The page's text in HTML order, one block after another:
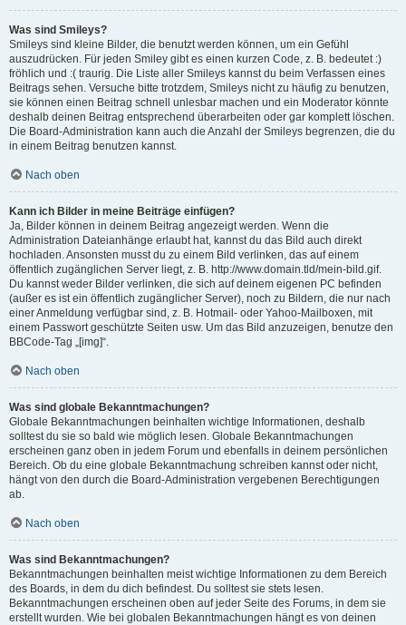
Was sind Smileys?
Smileys sind kleine Bilder, die benutzt werden können, um ein Gefühl
auszudrücken. Für jeden Smiley gibt es einen kurzen Code, z. B. bedeutet :)
fröhlich und :( traurig. Die Liste aller Smileys kannst du beim Verfassen eines
Beitrags sehen. Versuche bitte trotzdem, Smileys nicht zu häufig zu benutzen,
sie können einen Beitrag schnell unlesbar machen und ein Moderator könnte
deshalb deinen Beitrag entsprechend überarbeiten oder gar komplett löschen.
Die Board-Administration kann auch die Anzahl der Smileys begrenzen, die du
in einem Beitrag benutzen kannst.
Nach oben
Kann ich Bilder in meine Beiträge einfügen?
Ja, Bilder können in deinem Beitrag angezeigt werden. Wenn die
Administration Dateianhänge erlaubt hat, kannst du das Bild auch direkt
hochladen. Ansonsten musst du zu einem Bild verlinken, das auf einem
öffentlich zugänglichen Server liegt, z. B. http://www.domain.tld/mein-bild.gif.
Du kannst weder Bilder verlinken, die sich auf deinem eigenen PC befinden
(außer es ist ein öffentlich zugänglicher Server), noch zu Bildern, die nur nach
einer Anmeldung verfügbar sind, z. B. Hotmail- oder Yahoo-Mailboxen, mit
einem Passwort geschützte Seiten usw. Um das Bild anzuzeigen, benutze den
BBCode-Tag „[img]“.
Nach oben
Was sind globale Bekanntmachungen?
Globale Bekanntmachungen beinhalten wichtige Informationen, deshalb
solltest du sie so bald wie möglich lesen. Globale Bekanntmachungen
erscheinen ganz oben in jedem Forum und ebenfalls in deinem persönlichen
Bereich. Ob du eine globale Bekanntmachung schreiben kannst oder nicht,
hängt von den durch die Board-Administration vergebenen Berechtigungen
ab.
Nach oben
Was sind Bekanntmachungen?
Bekanntmachungen beinhalten meist wichtige Informationen zu dem Bereich
des Boards, in dem du dich befindest. Du solltest sie stets lesen.
Bekanntmachungen erscheinen oben auf jeder Seite des Forums, in dem sie
erstellt wurden. Wie bei globalen Bekanntmachungen hängt es von deinen